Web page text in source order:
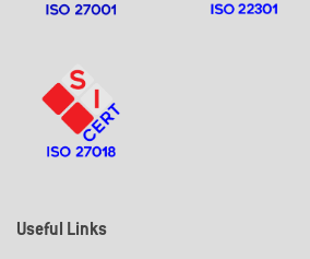
Useful Links